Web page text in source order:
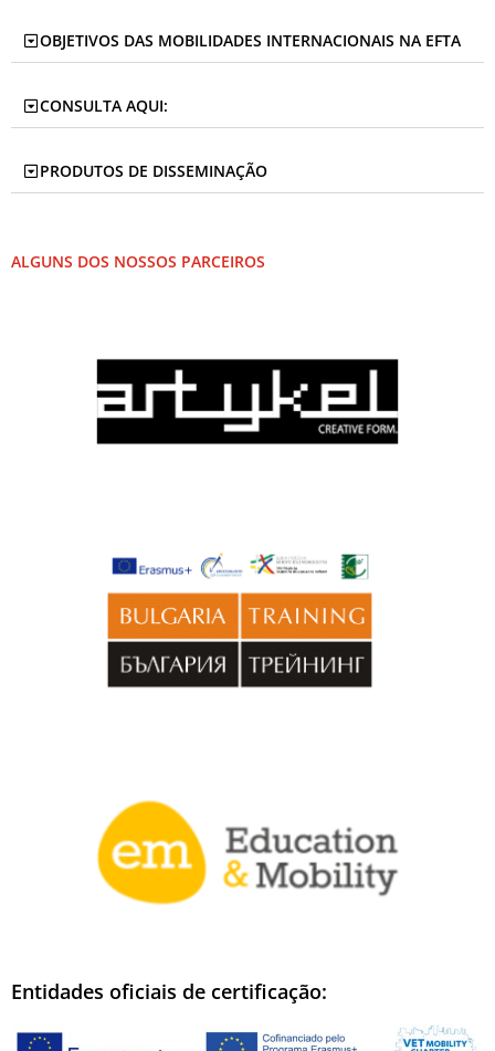
OBJETIVOS DAS MOBILIDADES INTERNACIONAIS NA EFTA
CONSULTA AQUI:
PRODUTOS DE DISSEMINAÇÃO
ALGUNS DOS NOSSOS PARCEIROS
Entidades oficiais de certificação: